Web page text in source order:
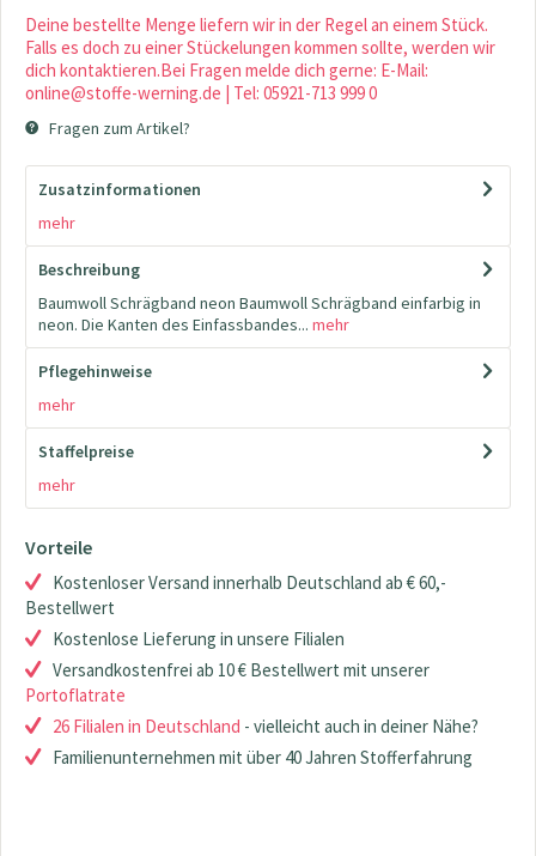
Deine bestellte Menge liefern wir in der Regel an einem Stück.
Falls es doch zu einer Stückelungen kommen sollte, werden wir
dich kontaktieren.Bei Fragen melde dich gerne: E-Mail:
online@stoffe-werning.de | Tel: 05921-713 999 0
Fragen zum Artikel?
Zusatzinformationen
mehr
Beschreibung
Baumwoll Schrägband neon Baumwoll Schrägband einfarbig in
neon. Die Kanten des Einfassbandes... mehr
Pflegehinweise
mehr
Staffelpreise
mehr
Vorteile
Kostenloser Versand innerhalb Deutschland ab € 60,-
Bestellwert
Kostenlose Lieferung in unsere Filialen
Versandkostenfrei ab 10 € Bestellwert mit unserer
Portoflatrate
26 Filialen in Deutschland - vielleicht auch in deiner Nähe?
Familienunternehmen mit über 40 Jahren Stofferfahrung